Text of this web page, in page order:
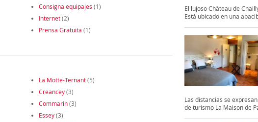
Consigna equipajes (1)
Internet(2)
Prensa Gratuita (1)
La Motte-Ternant(5)
Creancey(3)
Commarin(3)
Essey(3)
El lujoso Château de
Está ubicado en una
Las distancias se
de turismo La Maison de